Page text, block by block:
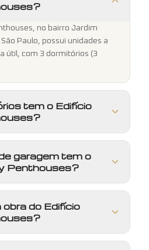
no bairro Jardim
Paulo, possui unidades a
útil, com 3 dormitórios (3
tem o Edifício
garagem tem o
Penthouses?
do Edifício